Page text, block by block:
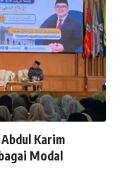
Karim
Modal